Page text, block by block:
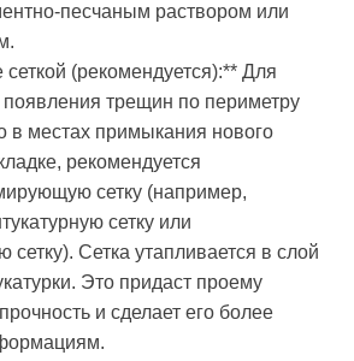
песчаным раствором или
(рекомендуется):** Для
трещин по периметру
в местах примыкания нового
рекомендуется
сетку (например,
сетку или
сетку). Сетка утапливается в слой
Это придаст проему
и сделает его более